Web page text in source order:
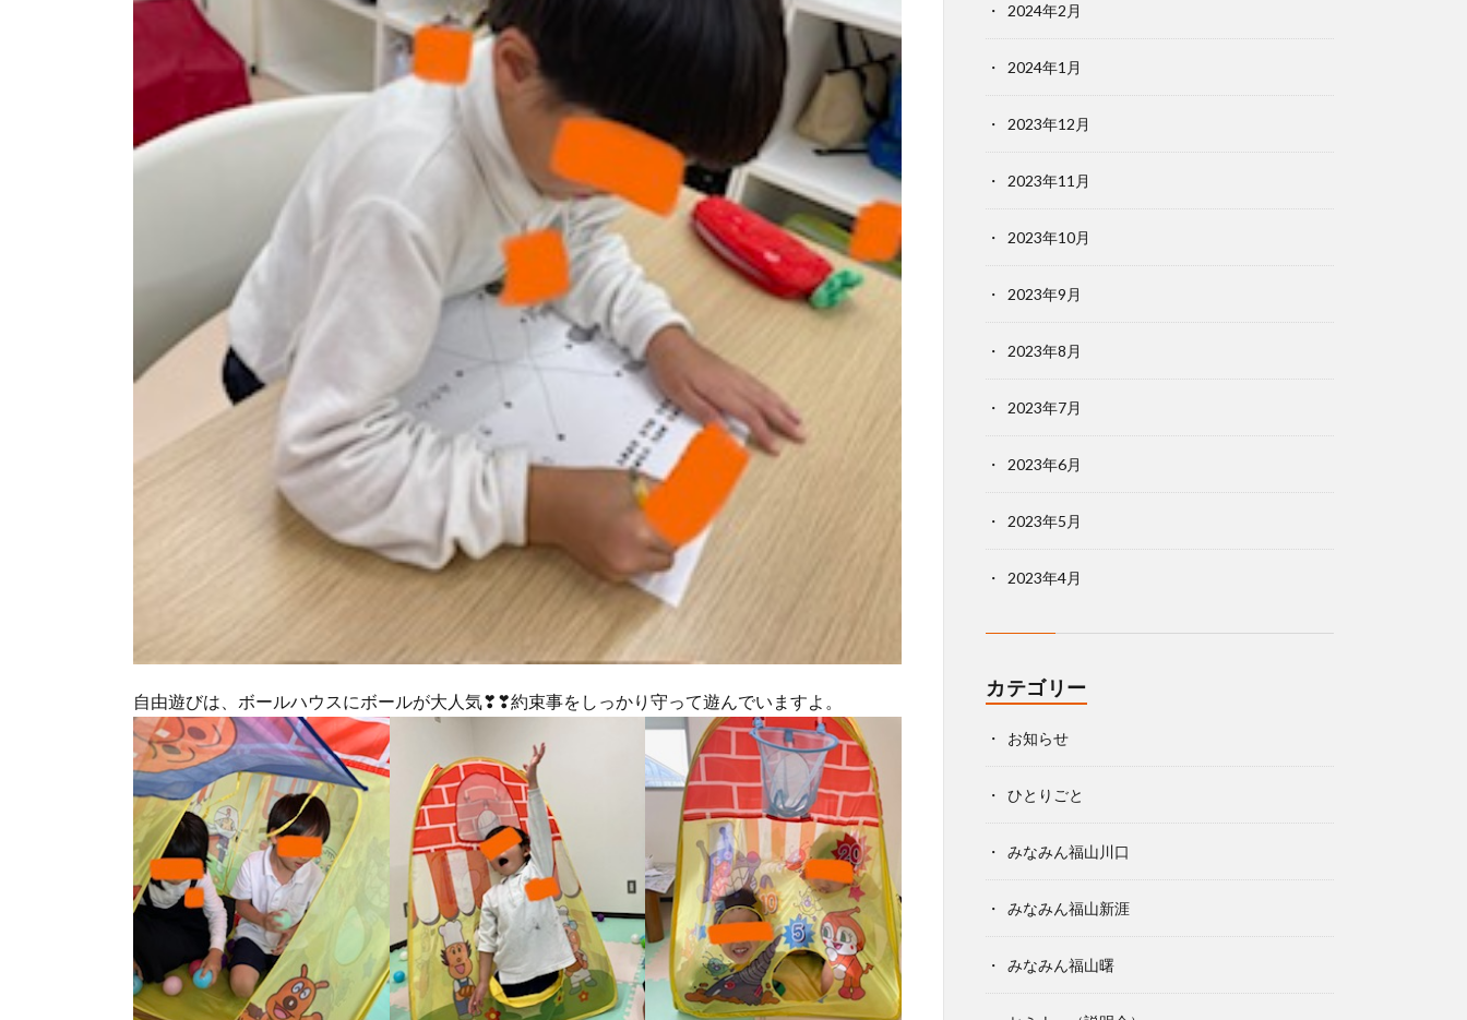
自由遊びは、ボールハウスにボールが大人気❣❣約束事をしっかり守って遊んでいますよ。
2024年2月
2024年1月
2023年12月
2023年11月
2023年10月
2023年9月
2023年8月
2023年7月
2023年6月
2023年5月
2023年4月
カテゴリー
お知らせ
ひとりごと
みなみん福山川口
みなみん福山新涯
みなみん福山曙